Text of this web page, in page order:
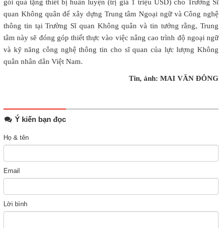
gói quà tặng thiết bị huấn luyện (trị giá 1 triệu USD) cho Trường Sĩ
quan Không quân để xây dựng Trung tâm Ngoại ngữ và Công nghệ
thông tin tại Trường Sĩ quan Không quân và tin tưởng rằng, Trung
tâm này sẽ đóng góp thiết thực vào việc nâng cao trình độ ngoại ngữ
và kỹ năng công nghệ thông tin cho sĩ quan của lực lượng Không
quân nhân dân Việt Nam.
Tin, ảnh: MAI VĂN ĐÔNG
Ý kiến bạn đọc
Họ & tên
Email
Lời bình